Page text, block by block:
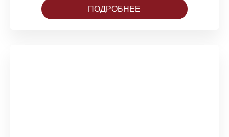
ПОДРОБНЕЕ